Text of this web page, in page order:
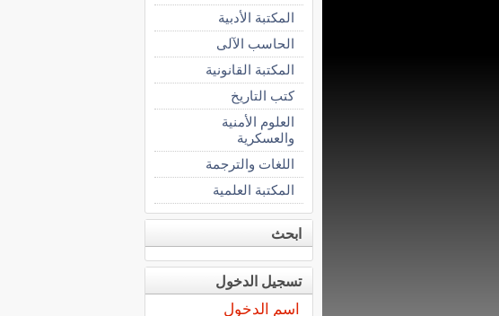
المكتبة الأدبية
الحاسب الآلى
المكتبة القانونية
كتب التاريخ
العلوم الأمنية
والعسكرية
اللغات والترجمة
المكتبة العلمية
ابحث
تسجيل الدخول
اسم الدخول